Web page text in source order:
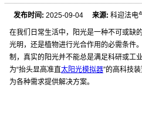
发布时间: 2025-09-04来源: 科迎法
在我们日常生活中，阳光是一种不可或缺
光明，还是植物进行光合作用的必需条件
制，真实的阳光并不能总是满足科研或工
为“抬头显高准直太阳光模拟器”的高科技
为各种需求提供解决方案。